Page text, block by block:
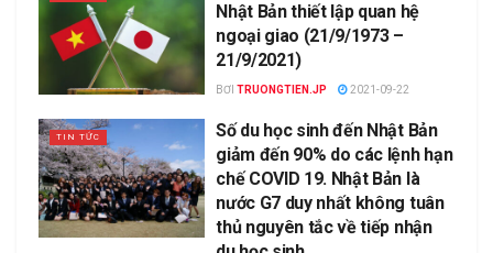
Nhật Bản thiết lập quan hệ
ngoại giao (21/9/1973 –
21/9/2021)
BƠI TRUONGTIEN.JP 2021-09-22
TIN TỨC
Số du học sinh đến Nhật Bản
giảm đến 90% do các lệnh hạn
chế COVID 19. Nhật Bản là
nước G7 duy nhất không tuân
thủ nguyên tắc về tiếp nhận